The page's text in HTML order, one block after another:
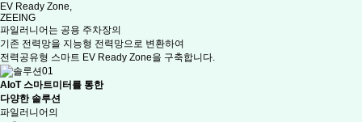
EV Ready Zone,
ZEEING
파일러니어는 공용 주차장의
기존 전력망을 지능형 전력망으로 변환하여
전력공유형 스마트 EV Ready Zone을 구축합니다.
AIoT 스마트미터를 통한
다양한 솔루션
파일러니어의